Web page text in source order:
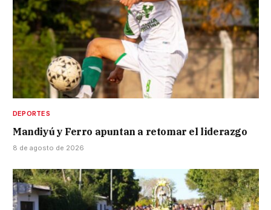
DEPORTES
Mandiyú y Ferro apuntan a retomar el liderazgo
8 de agosto de 2026